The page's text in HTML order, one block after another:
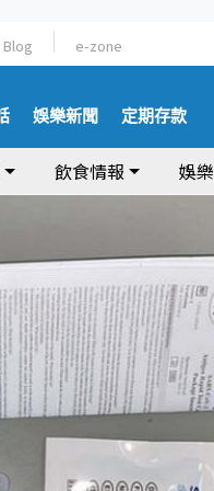
Blog e-zone
娛樂新聞 定期存款
飲食情報 娛樂